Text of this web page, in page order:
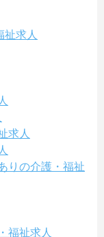
求人
求人
りの介護・福祉
福祉求人